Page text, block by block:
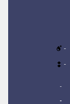
-
-
-
-